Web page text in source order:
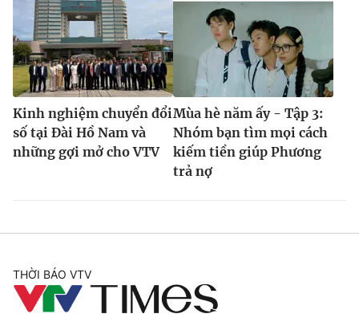
Kinh nghiệm chuyển đổi
số tại Đài Hồ Nam và
những gợi mở cho VTV
Mùa hè năm ấy - Tập 3:
Nhóm bạn tìm mọi cách
kiếm tiền giúp Phương
trả nợ
THỜI BÁO VTV